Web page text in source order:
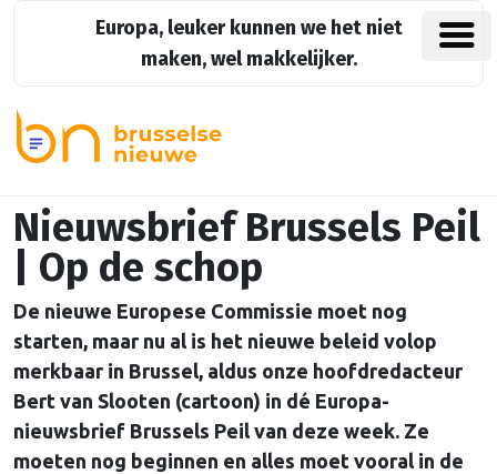
Europa, leuker kunnen we het niet
maken, wel makkelijker.
Nieuwsbrief Brussels Peil
| Op de schop
De nieuwe Europese Commissie moet nog
starten, maar nu al is het nieuwe beleid volop
merkbaar in Brussel, aldus onze hoofdredacteur
Bert van Slooten (cartoon) in dé Europa-
nieuwsbrief Brussels Peil van deze week. Ze
moeten nog beginnen en alles moet vooral in de